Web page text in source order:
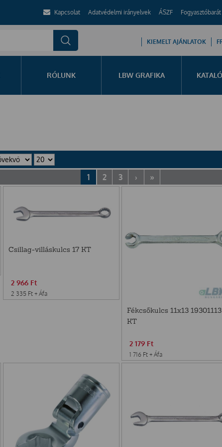
Kapcsolat Adatvédelmi irányelvek ÁSZF
KIEMELT AJÁNLATOK
RÓLUNK LBW GRAFIKA
1 2 3 › »
Csillag-villáskulcs 17 KT
2 966 Ft
2 335 Ft + Áfa
Fékcsőkulcs 11x13 19301113
KT
2 179 Ft
1 716 Ft + Áfa